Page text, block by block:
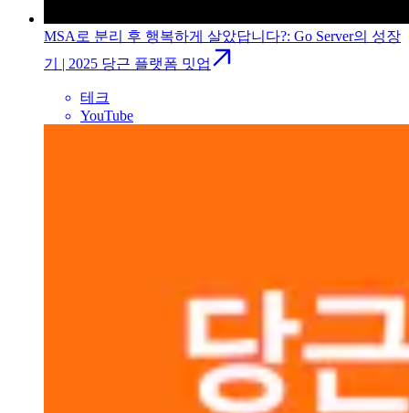
MSA로 분리 후 행복하게 살았답니다?: Go Server의 성장
기 | 2025 당근 플랫폼 밋업
테크
YouTube